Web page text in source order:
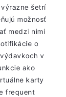
šetrí
možnosť
medzi nimi
o
v
ako
karty
frequent